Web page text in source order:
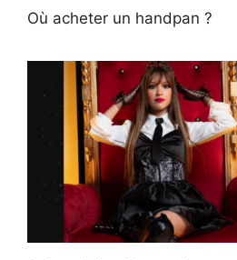
Où acheter un handpan ?